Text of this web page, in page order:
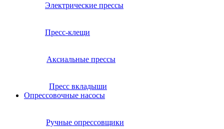
Электрические прессы
Пресс-клещи
Аксиальные прессы
Пресс вкладыши
Опрессовочные насосы
Ручные опрессовщики